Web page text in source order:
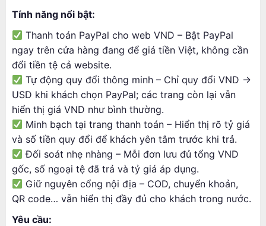
Tính năng nổi bật:
Thanh toán PayPal cho web VND – Bật PayPal
ngay trên cửa hàng đang để giá tiền Việt, không cần
đổi tiền tệ cả website.
Tự động quy đổi thông minh – Chỉ quy đổi VND →
USD khi khách chọn PayPal; các trang còn lại vẫn
hiển thị giá VND như bình thường.
Minh bạch tại trang thanh toán – Hiển thị rõ tỷ giá
và số tiền quy đổi để khách yên tâm trước khi trả.
Đối soát nhẹ nhàng – Mỗi đơn lưu đủ tổng VND
gốc, số ngoại tệ đã trả và tỷ giá áp dụng.
Giữ nguyên cổng nội địa – COD, chuyển khoản,
QR code… vẫn hiển thị đầy đủ cho khách trong nước.
Yêu cầu: